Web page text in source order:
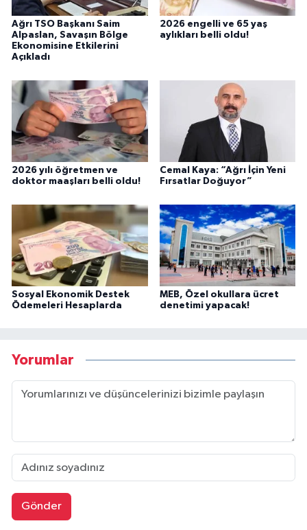
Ağrı TSO Başkanı Saim
Alpaslan, Savaşın Bölge
Ekonomisine Etkilerini
Açıkladı
2026 engelli ve 65 yaş
aylıkları belli oldu!
2026 yılı öğretmen ve
doktor maaşları belli oldu!
Cemal Kaya: “Ağrı İçin Yeni
Fırsatlar Doğuyor”
Sosyal Ekonomik Destek
Ödemeleri Hesaplarda
MEB, Özel okullara ücret
denetimi yapacak!
Yorumlar
Gönder